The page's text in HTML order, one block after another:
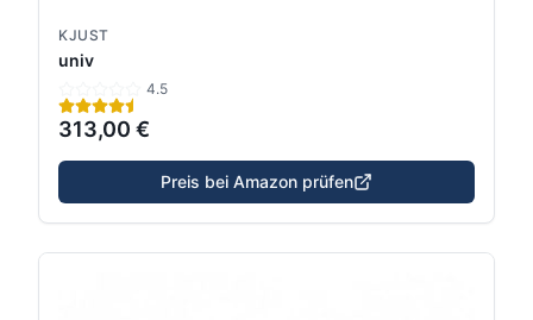
KJUST
univ
4.5
313,00 €
Preis bei Amazon prüfen